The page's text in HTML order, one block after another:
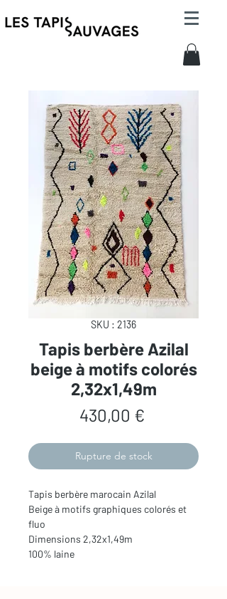
SKU : 2136
Tapis berbère Azilal
beige à motifs colorés
2,32x1,49m
430,00 €Prix
Rupture de stock
Tapis berbère marocain Azilal
Beige à motifs graphiques colorés et
fluo
Dimensions 2,32x1,49m
100% laine